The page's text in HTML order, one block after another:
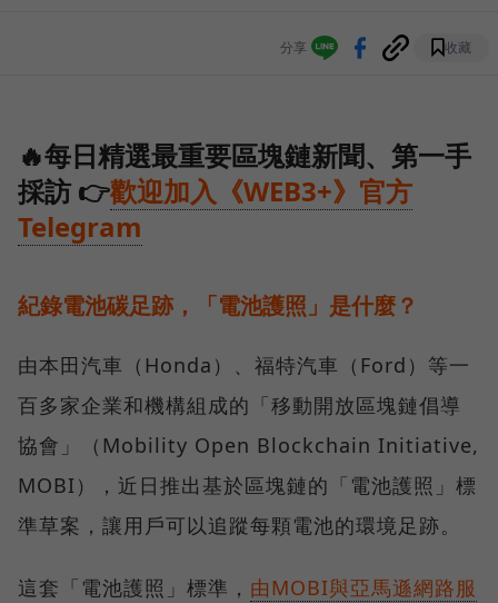
分享 收藏
🔥每日精選最重要區塊鏈新聞、第一手
採訪 👉歡迎加入《WEB3+》官方
Telegram
紀錄電池碳足跡，「電池護照」是什麼？
由本田汽車（Honda）、福特汽車（Ford）等一
百多家企業和機構組成的「移動開放區塊鏈倡導
協會」（Mobility Open Blockchain Initiative,
MOBI），近日推出基於區塊鏈的「電池護照」標
準草案，讓用戶可以追蹤每顆電池的環境足跡。
這套「電池護照」標準， 由MOBI與亞馬遜網路服